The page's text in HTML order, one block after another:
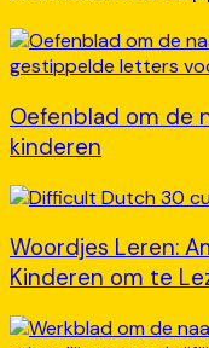
Oefenblad om de
kinderen
Woordjes Leren:
Kinderen om te